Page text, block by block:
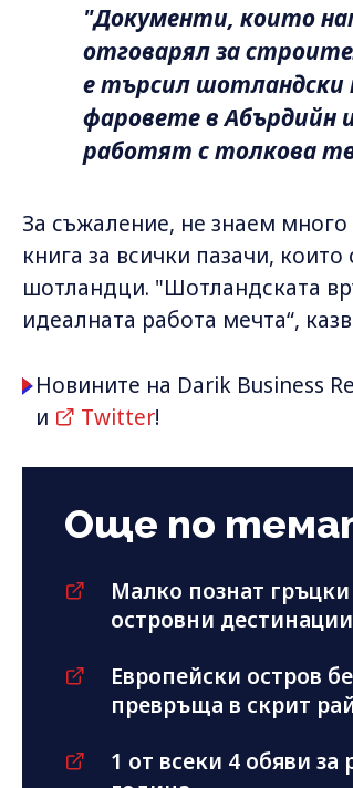
"Документи, които
отговарял за
е търсил шотландски
фаровете в Абърдийн
работят с толкова
За съжаление, не знаем
книга за всички пазачи,
шотландци. "Шотландската
идеалната работа мечта“,
Новините на Darik Business
и
Twitter!
Още по
Малко познат
островни дестинации
Европейски остров
превръща в скрит
1 от всеки 4 обяви за